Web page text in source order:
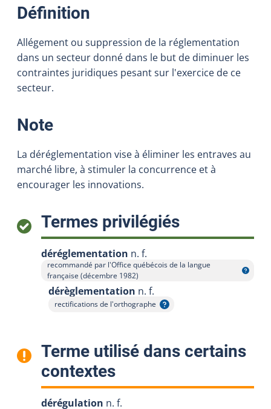
Définition
Allégement ou suppression de la réglementation
dans un secteur donné dans le but de diminuer les
contraintes juridiques pesant sur l'exercice de ce
secteur.
Note:
La déréglementation vise à éliminer les entraves au
marché libre, à stimuler la concurrence et à
encourager les innovations.
Termes privilégiés:
déréglementation n. f.
recommandé par l'Office québécois de la langue
française (décembre 1982)
Afficher l'infobulle
dérèglementation n. f.
rectifications de l'orthographe
Afficher l'infobulle
Terme utilisé dans certains
contextes:
dérégulation n. f.